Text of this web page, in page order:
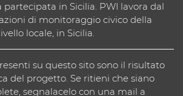
in Sicilia. PWI lavora dal
di monitoraggio civico della
locale, in Sicilia.
su questo sito sono il risultato
del progetto. Se ritieni che siano
segnalacelo con una mail a